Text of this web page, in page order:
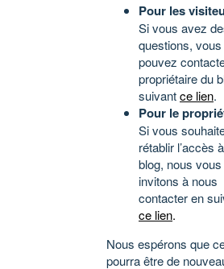
Pour les
Si vous avez
questions, vous
pouvez
propriétaire du
suivantce lien.
Pour le
Si vous
rétablir l’accès
blog, nous vous
invitons à nous
contacter en
ce lien.
Nous espérons que
pourra être de